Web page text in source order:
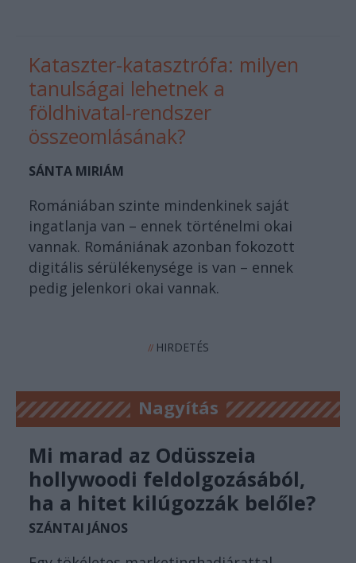
Kataszter-katasztrófa: milyen
tanulságai lehetnek a
földhivatal-rendszer
összeomlásának?
SÁNTA MIRIÁM
Romániában szinte mindenkinek saját
ingatlanja van – ennek történelmi okai
vannak. Romániának azonban fokozott
digitális sérülékenysége is van – ennek
pedig jelenkori okai vannak.
//HIRDETÉS
Nagyítás
Mi marad az Odüsszeia
hollywoodi feldolgozásából,
ha a hitet kilúgozzák belőle?
SZÁNTAI JÁNOS